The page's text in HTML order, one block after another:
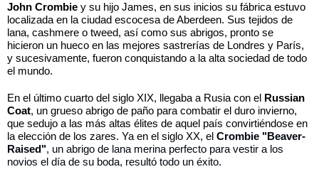
John Crombie y su hijo James, en sus inicios su fábrica estuvo
localizada en la ciudad escocesa de Aberdeen. Sus tejidos de
lana, cashmere o tweed, así como sus abrigos, pronto se
hicieron un hueco en las mejores sastrerías de Londres y París,
y sucesivamente, fueron conquistando a la alta sociedad de todo
el mundo.
En el último cuarto del siglo XIX, llegaba a Rusia con el Russian
Coat, un grueso abrigo de paño para combatir el duro invierno,
que sedujo a las más altas élites de aquel país convirtiéndose en
la elección de los zares. Ya en el siglo XX, el Crombie "Beaver-
Raised", un abrigo de lana merina perfecto para vestir a los
novios el día de su boda, resultó todo un éxito.